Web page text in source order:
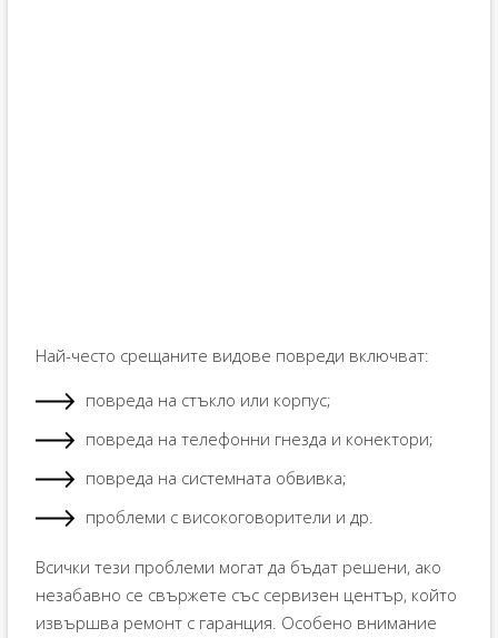
Най-често срещаните видове повреди включват:
повреда на стъкло или корпус;
повреда на телефонни гнезда и конектори;
повреда на системната обвивка;
проблеми с високоговорители и др.
Всички тези проблеми могат да бъдат решени, ако
незабавно се свържете със сервизен център, който
извършва ремонт с гаранция. Особено внимание